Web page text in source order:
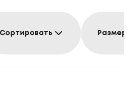
Сортировать
Размер